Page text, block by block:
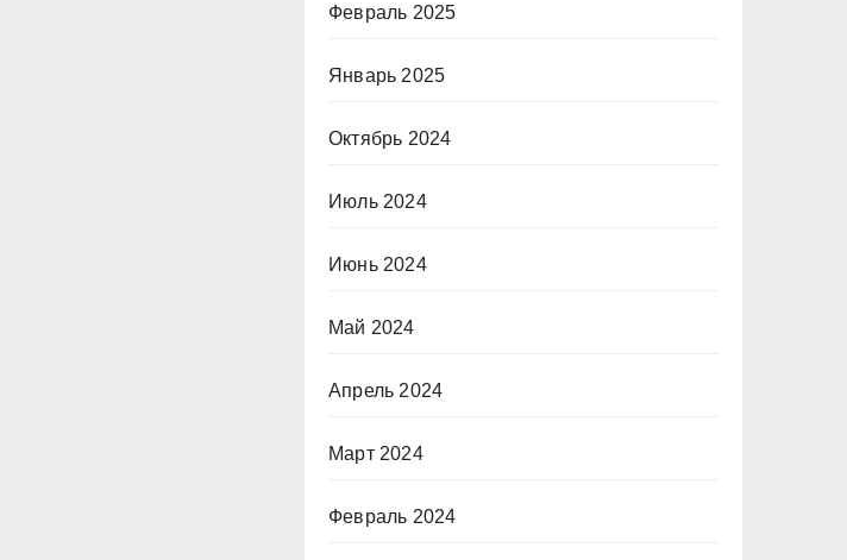
Февраль 2025
Январь 2025
Октябрь 2024
Июль 2024
Июнь 2024
Май 2024
Апрель 2024
Март 2024
Февраль 2024